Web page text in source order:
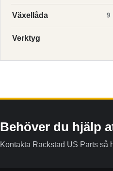
Växellåda 9
Verktyg
Behöver du hjälp
Kontakta Rackstad US Parts så